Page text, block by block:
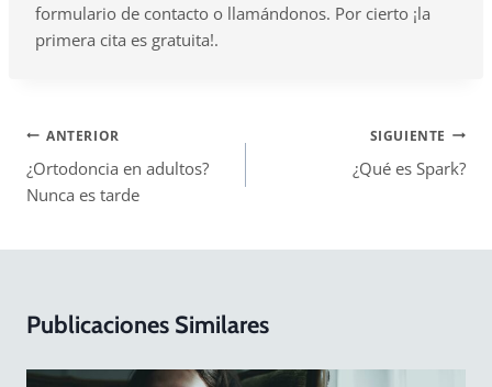
formulario de contacto o llamándonos. Por cierto ¡la
primera cita es gratuita!.
Navegación
de
entradas
ANTERIOR
¿Ortodoncia en adultos?
Nunca es tarde
SIGUIENTE
¿Qué es Spark?
Publicaciones Similares